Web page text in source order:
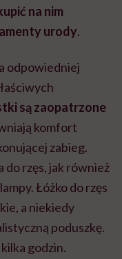
na nim
urody.
odpowiedniej
są zaopatrzone
komfort
zabieg.
do rzęs, jak również
Łóżko do rzęs
a niekiedy
poduszkę.
godzin.